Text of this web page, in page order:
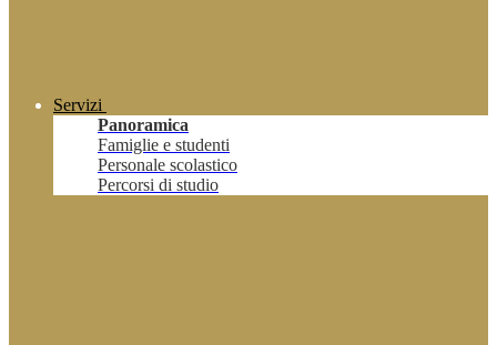
Servizi
Panoramica
Famiglie e studenti
Personale scolastico
Percorsi di studio